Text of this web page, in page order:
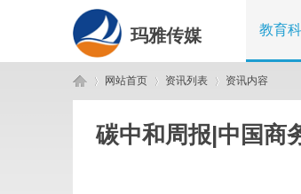
玛雅传媒 教育
网站首页 资讯列表 资讯内容
碳中和周报|中国商